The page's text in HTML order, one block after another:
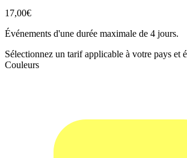
17,00€
Événements d'une durée maximale de 4 jours.
Sélectionnez un tarif applicable à votre pays et
Couleurs